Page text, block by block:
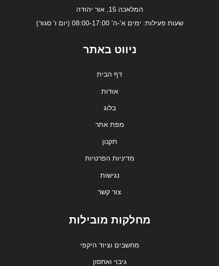
המלאכה 15, אור יהודה
שעות פעילות: ימים א'-ה' 08:00-17:00 (יום ו' סגור)
ניווט באתר
דף הבית
אודות
בלוג
מפת אתר
תקנון
מדיניות הפרטיות
נגישות
צור קשר
מחלקות מובילות
מחשבים וציוד היקפי
גיבוי ואחסון